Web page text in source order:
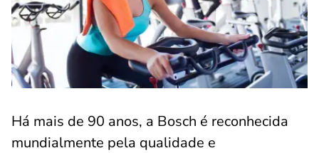
Há mais de 90 anos, a Bosch é reconhecida
mundialmente pela qualidade e